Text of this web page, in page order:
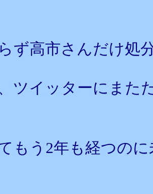
ず高市さんだけ処
ツイッターにまた
もう2年も経つの